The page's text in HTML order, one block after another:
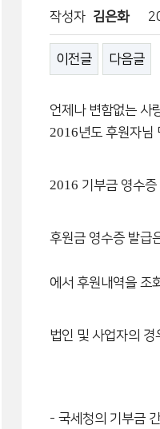
작성자 김은화
이전글 다음글
언제나 변함없는 사
2016년도 후원자님
2016 기부금 영수
후원금 영수증 발급
에서 후원내역을 조
법인 및 사업자의 경
- 국세청의 기부금